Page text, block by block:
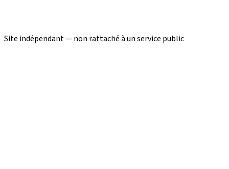
Site indépendant — non rattaché à un service public